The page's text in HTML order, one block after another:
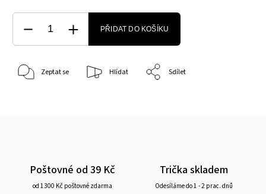
PŘIDAT DO KOŠÍKU
Zeptat se Hlídat Sdílet
Poštovné od 39 Kč
od 1300 Kč poštovné zdarma
Trička skladem
Odesíláme do 1 - 2 prac. dnů